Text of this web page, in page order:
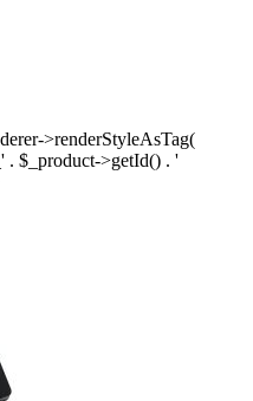
>renderStyleAsTag(
. $_product->getId() . '